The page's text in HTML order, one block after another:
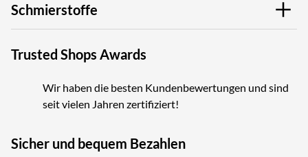
Schmierstoffe
Trusted Shops Awards
Wir haben die besten Kundenbewertungen und sind
seit vielen Jahren zertifiziert!
Sicher und bequem Bezahlen